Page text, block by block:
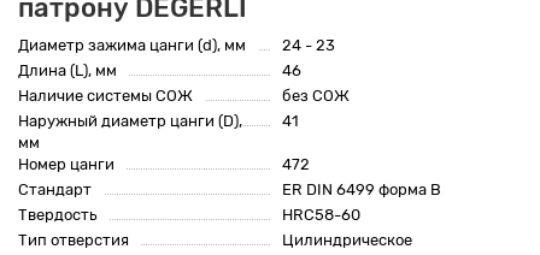
патрону DEGERLI
Диаметр зажима цанги (d), мм
24 - 23
Длина (L), мм
46
Наличие системы СОЖ
без СОЖ
Наружный диаметр цанги (D),
мм
41
Номер цанги
472
Стандарт
ER DIN 6499 форма B
Твердость
HRC58-60
Тип отверстия
Цилиндрическое